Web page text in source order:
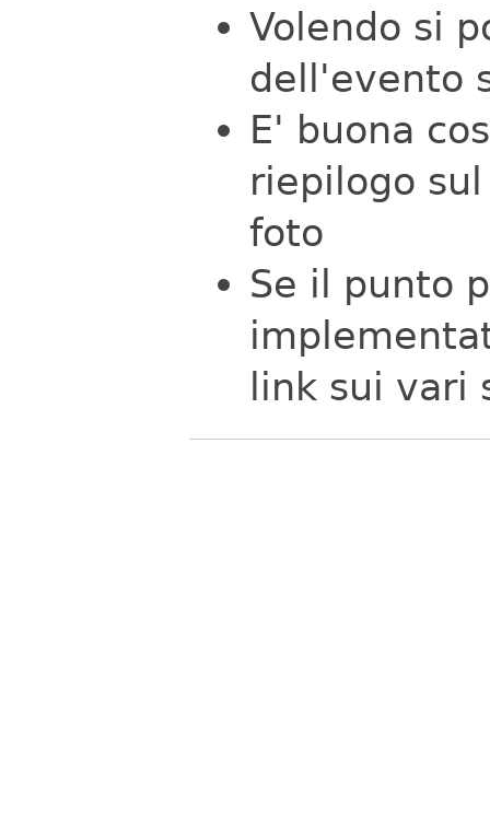
Volendo si
dell'evento
E' buona
riepilogo
foto
Se il punto
link sui vari